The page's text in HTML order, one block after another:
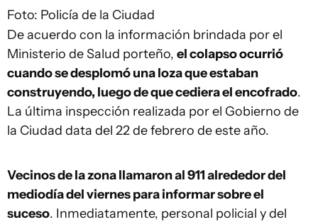
Foto: Policía de la Ciudad
De acuerdo con la información brindada por el
Ministerio de Salud porteño, el colapso ocurrió
cuando se desplomó una loza que estaban
construyendo, luego de que cediera el encofrado.
La última inspección realizada por el Gobierno de
la Ciudad data del 22 de febrero de este año.
Vecinos de la zona llamaron al 911 alrededor del
mediodía del viernes para informar sobre el
suceso. Inmediatamente, personal policial y del